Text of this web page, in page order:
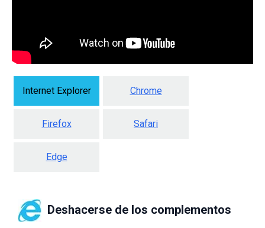
Internet Explorer Chrome
Firefox Safari
Edge
Deshacerse de los complementos